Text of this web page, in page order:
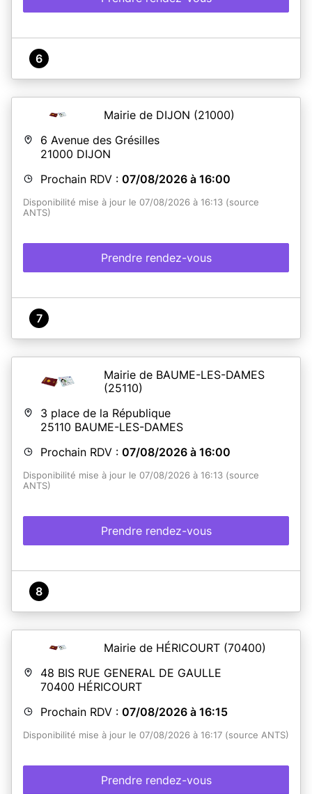
6
Mairie de DIJON (21000)
6 Avenue des Grésilles
21000 DIJON
Prochain RDV : 07/08/2026 à 16:00
Disponibilité mise à jour le 07/08/2026 à 16:13 (source
ANTS)
Prendre rendez-vous
7
Mairie de BAUME-LES-DAMES
(25110)
3 place de la République
25110 BAUME-LES-DAMES
Prochain RDV : 07/08/2026 à 16:00
Disponibilité mise à jour le 07/08/2026 à 16:13 (source
ANTS)
Prendre rendez-vous
8
Mairie de HÉRICOURT (70400)
48 BIS RUE GENERAL DE GAULLE
70400 HÉRICOURT
Prochain RDV : 07/08/2026 à 16:15
Disponibilité mise à jour le 07/08/2026 à 16:17 (source ANTS)
Prendre rendez-vous